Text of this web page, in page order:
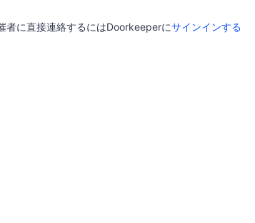
者に直接連絡するにはDoorkeeperにサインインする